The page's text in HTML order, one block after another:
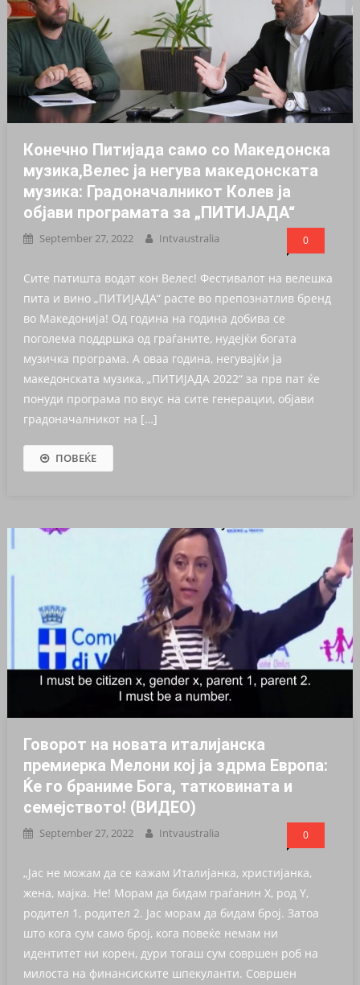
Конечно Питијада само со Македонска
музика,Велес ја негува македонската
музика: Градоначалникот Колев ја
објави програмата за „ПИТИЈАДА“
September 27, 2022 Intvaustralia 0
Сите патишта водат кон Велес! Фестивалот на велешка
пита и вино „ПИТИЈАДА“ расте во препознатлив бренд
во Македонија! Од година на година добива се
поголема поддршка од граѓаните, нудејќи богата
музичка програма. А оваа година, негувајќи ја
македонската музика, „ПИТИЈАДА 2022“ за прв пат ќе
понуди програма по вкус на сите генерации, објави
градоначалникот на […]
ПОВЕЌЕ
Говорот на новата италијанска
премиерка Мелони кој ја здрма Европа:
Ќе го браниме Бога, татковината и
семејството! (ВИДЕО)
September 27, 2022 Intvaustralia 0
„Јас не можам да се кажам Италијанка, христијанка,
жена, мајка. Не! Морам да бидам граѓанин Х, род Y,
родител 1, родител 2. Јас морам да бидам број. Затоа
што кога сум само број, кога повеќе немам ни
идентитет ни корен, дури тогаш сум совршен роб на
милоста на финансиските шпекуланти. Совршен